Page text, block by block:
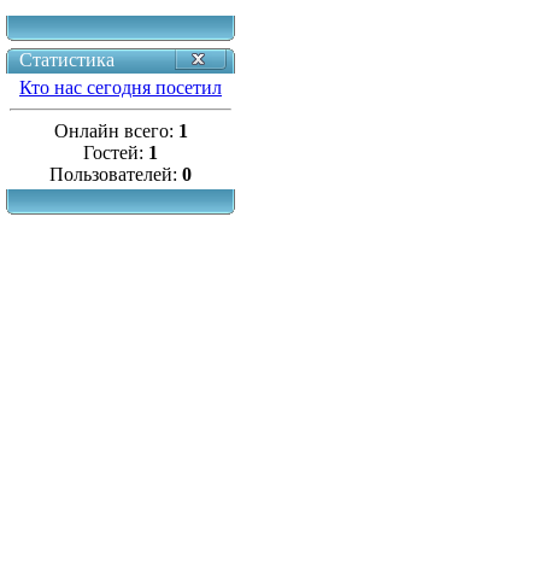
Статистика
Кто нас сегодня посетил
Онлайн всего: 1
Гостей: 1
Пользователей: 0